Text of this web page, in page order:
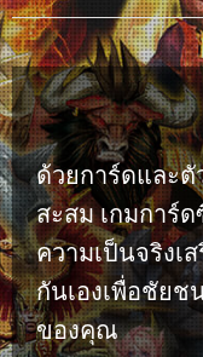
ด้วยการ์ดและตั
สะสม เกมการ์
ความเป็นจริง
กันเองเพื่อชัย
ของคุณ​